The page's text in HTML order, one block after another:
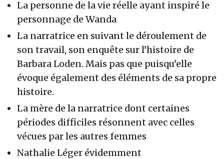
La personne de la vie réelle ayant inspiré le
personnage de Wanda
La narratrice en suivant le déroulement de
son travail, son enquête sur l’histoire de
Barbara Loden. Mais pas que puisqu’elle
évoque également des éléments de sa propre
histoire.
La mère de la narratrice dont certaines
périodes difficiles résonnent avec celles
vécues par les autres femmes
Nathalie Léger évidemment